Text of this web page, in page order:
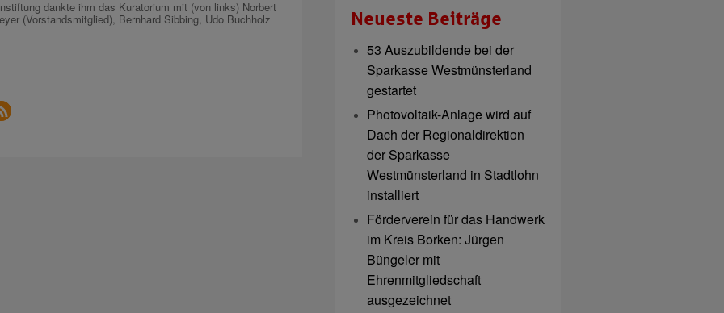
dankte ihm das Kuratorium mit (von links) Norbert
(Vorstandsmitglied), Bernhard Sibbing, Udo Buchholz Neueste Beiträge
53 Auszubildende bei der
Sparkasse Westmünsterland
gestartet
Photovoltaik-Anlage wird auf
Dach der Regionaldirektion
der Sparkasse
Westmünsterland in Stadtlohn
installiert
Förderverein für das Handwerk
im Kreis Borken: Jürgen
Büngeler mit
Ehrenmitgliedschaft
ausgezeichnet